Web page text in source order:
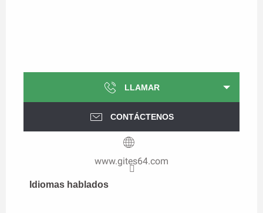
LLAMAR
CONTÁCTENOS
www.gites64.com
Idiomas hablados
Idiomas hablados